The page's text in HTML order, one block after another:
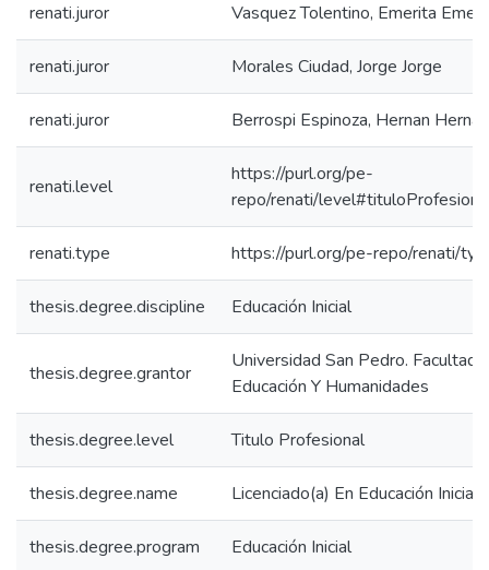
renati.juror Vasquez Tolentino, Emerita
renati.juror Morales Ciudad, Jorge Jorge
renati.juror Berrospi Espinoza, Hernan Hernan
renati.level
https://purl.org/pe-
repo/renati/
renati.type https://purl.org/pe-repo/renati/
thesis.degree.discipline Educación Inicial
thesis.degree.grantor
Universidad San Pedro. Facultad
Educación Y Humanidades
thesis.degree.level Titulo Profesional
thesis.degree.name Licenciado(a) En Educación Inicial
thesis.degree.program Educación Inicial